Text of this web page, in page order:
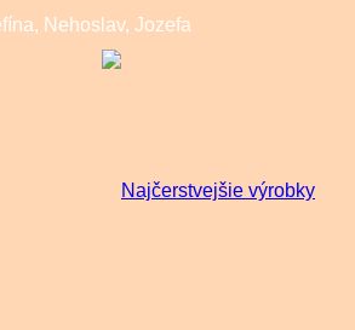
Nehoslav, Jozefa